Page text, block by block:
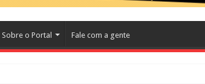
Sobre o Portal Fale com a gente